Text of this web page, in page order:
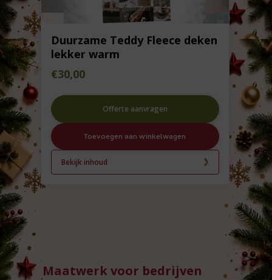
Duurzame Teddy Fleece deken
lekker warm
€30,00
Offerte aanvragen
Toevoegen aan winkelwagen
Bekijk inhoud
Maatwerk voor bedrijven